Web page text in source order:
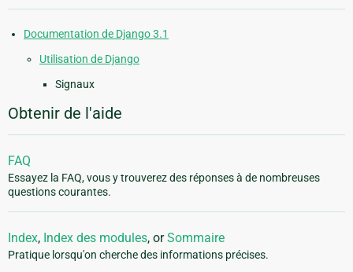
Documentation de Django 3.1
Utilisation de Django
Signaux
Obtenir de l'aide
FAQ
Essayez la FAQ, vous y trouverez des réponses à de nombreuses
questions courantes.
Index, Index des modules, orSommaire
Pratique lorsqu'on cherche des informations précises.